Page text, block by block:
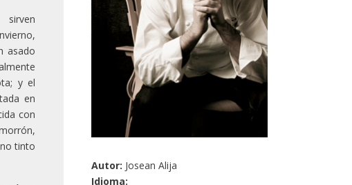
asado
y el
en
con
tinto
Autor: Josean Alija
Idioma: